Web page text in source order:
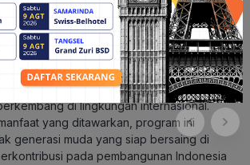
pergi.
dan PTPPV merupakan inisiatif penting
besar bagi mahasiswa Indonesia
di lingkungan internasional.
yang ditawarkan, program ini
generasi muda yang siap bersaing di
pada pembangunan Indonesia